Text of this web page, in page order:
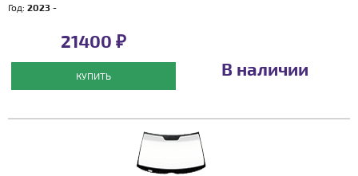
Год: 2023 -
21400 ₽
КУПИТЬ В наличии